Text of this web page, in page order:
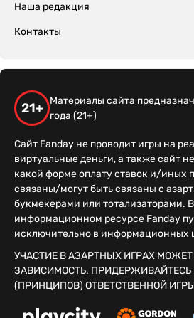
Наша редакция
Контакты
21+
Материалы сайта
года (21+)
Сайт Fanday не проводит игры на
виртуальные деньги, а также сайт
какой форме оплату ставок и/иных
связаны/могут быть связаны с
букмекерами или тотализаторами.
информационном ресурсе Fanday
исключительно в информационных
УЧАСТИЕ В АЗАРТНЫХ ИГРАХ
ЗАВИСИМОСТЬ. ПРИДЕРЖИВАЙТЕСЬ
(ПРИНЦИПОВ) ОТВЕТСТВЕННОЙ